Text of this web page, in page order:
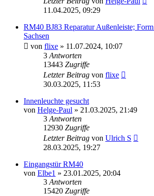
11.04.2025, 09:29
RM40 BJ83 Reparatur Außenleiste;
Sachsen
von flixe » 11.07.2024, 10:07
3Antworten
13443 Zugriffe
Letzter Beitrag von flixe
30.03.2025, 11:53
Innenleuchte gesucht
von Helge-Paul » 21.03.2025, 21:49
3Antworten
12930 Zugriffe
Letzter Beitrag von Ulrich S
28.03.2025, 19:27
Eingangstür RM40
von Elbe1 » 23.01.2025, 20:04
3Antworten
15420 Zugriffe